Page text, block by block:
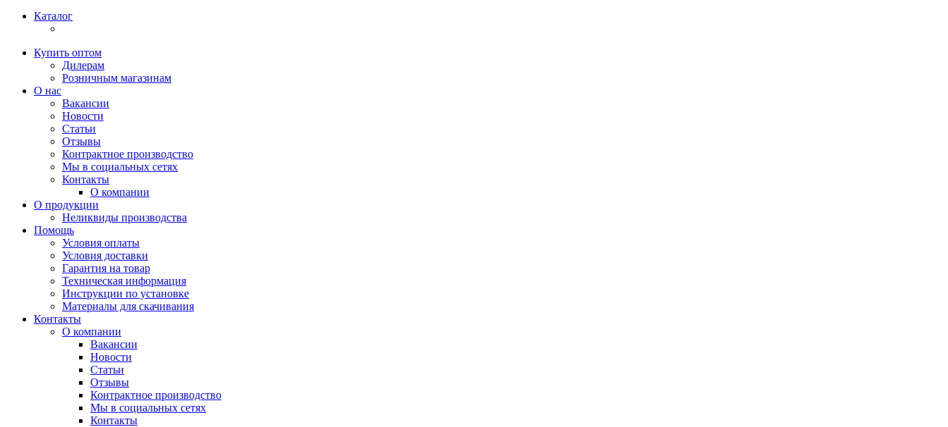
Каталог
Купить оптом
Дилерам
Розничным магазинам
О нас
Вакансии
Новости
Статьи
Отзывы
Контрактное производство
Мы в социальных сетях
Контакты
О компании
О продукции
Неликвиды производства
Помощь
Условия оплаты
Условия доставки
Гарантия на товар
Техническая информация
Инструкции по установке
Материалы для скачивания
Контакты
О компании
Вакансии
Новости
Статьи
Отзывы
Контрактное производство
Мы в социальных сетях
Контакты